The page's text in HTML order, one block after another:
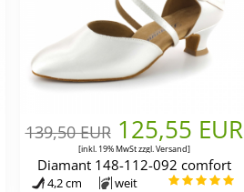
139,50 EUR 125,55 EUR
[inkl. 19% MwSt zzgl. Versand]
Diamant 148-112-092 comfort
4,2 cm weit